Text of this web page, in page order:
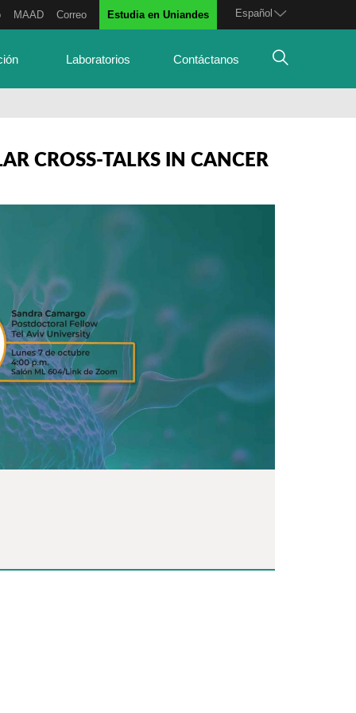
Español
MAAD Correo Estudia en Uniandes
Laboratorios Contáctanos
CROSS-TALKS IN CANCER